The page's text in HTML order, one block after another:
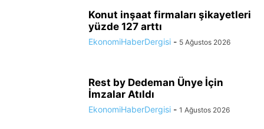
Konut inşaat firmaları şikayetleri
yüzde 127 arttı
EkonomiHaberDergisi - 5 Ağustos 2026
Rest by Dedeman Ünye İçin
İmzalar Atıldı
EkonomiHaberDergisi - 1 Ağustos 2026